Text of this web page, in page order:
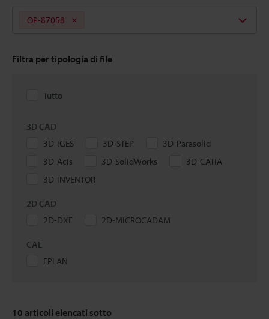
OP-87058
Filtra per tipologia di file
Tutto
3D CAD
3D-IGES
3D-STEP
3D-Parasolid
3D-Acis
3D-SolidWorks
3D-CATIA
3D-INVENTOR
2D CAD
2D-DXF
2D-MICROCADAM
CAE
EPLAN
10 articoli elencati sotto